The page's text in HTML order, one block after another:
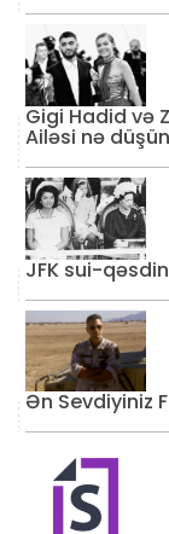
Gigi Hadid və
Ailəsi nə
JFK sui-
Ən Sevdiyiniz